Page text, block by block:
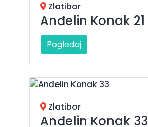
Zlatibor
Anđelin Konak 21
Pogledaj
Zlatibor
Anđelin Konak 33